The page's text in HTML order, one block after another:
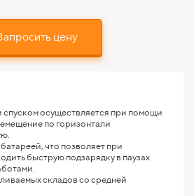
цену
осуществляется при помощи
по горизонтали
что позволяет при
быструю подзарядку в паузах
складов со средней